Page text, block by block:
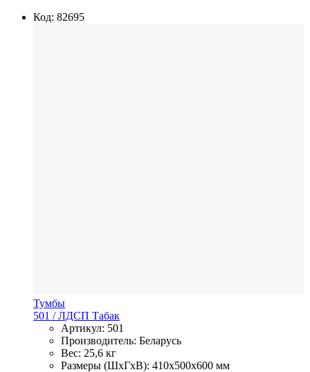
Код: 82695
Тумбы
501 / ЛДСП Табак
Артикул: 501
Производитель: Беларусь
Вес: 25,6 кг
Размеры (ШхГхВ): 410x500x600 мм